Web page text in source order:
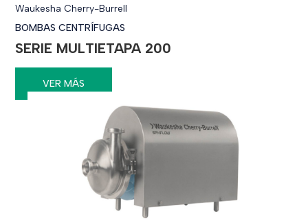
Waukesha Cherry-Burrell
BOMBAS CENTRÍFUGAS
SERIE MULTIETAPA 200
VER MÁS